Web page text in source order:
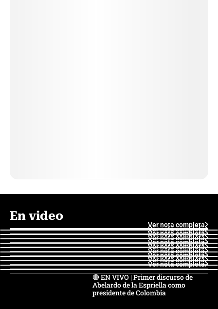
En video
Ver nota completa
Ver nota completa
Ver nota completa
Ver nota completa
Ver nota completa
Ver nota completa
Ver nota completa
Ver nota completa
Ver nota completa
Ver nota completa
🔴 EN VIVO | Primer discurso de
Abelardo de la Espriella como
presidente de Colombia